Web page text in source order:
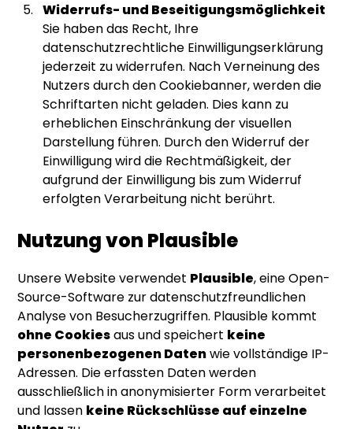
Widerrufs- und Beseitigungsmöglichkeit
Sie haben das Recht, Ihre
datenschutzrechtliche Einwilligungserklärung
jederzeit zu widerrufen. Nach Verneinung des
Nutzers durch den Cookiebanner, werden die
Schriftarten nicht geladen. Dies kann zu
erheblichen Einschränkung der visuellen
Darstellung führen. Durch den Widerruf der
Einwilligung wird die Rechtmäßigkeit, der
aufgrund der Einwilligung bis zum Widerruf
erfolgten Verarbeitung nicht berührt.
Nutzung von Plausible
Unsere Website verwendet Plausible, eine Open-
Source-Software zur datenschutzfreundlichen
Analyse von Besucherzugriffen. Plausible kommt
ohne Cookiesaus und speichert keine
personenbezogenen Datenwie vollständige IP-
Adressen. Die erfassten Daten werden
ausschließlich in anonymisierter Form verarbeitet
und lassen keine Rückschlüsse auf einzelne